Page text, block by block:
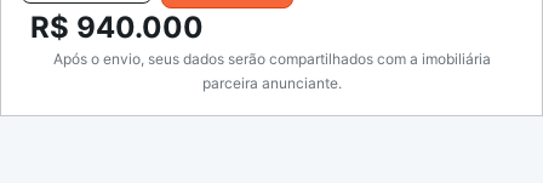
R$ 940.000
Após o envio, seus dados serão compartilhados com a imobiliária
parceira anunciante.